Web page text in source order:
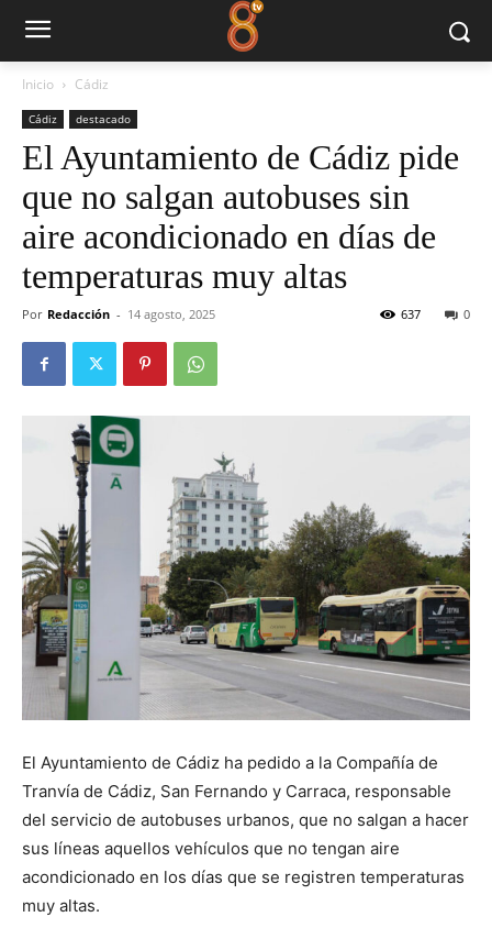
Inicio Cádiz
Cádiz destacado
El Ayuntamiento de Cádiz pide
que no salgan autobuses sin
aire acondicionado en días de
temperaturas muy altas
Por Redacción - 14 agosto, 2025 0
637
El Ayuntamiento de Cádiz ha pedido a la Compañía de
Tranvía de Cádiz, San Fernando y Carraca, responsable
del servicio de autobuses urbanos, que no salgan a hacer
sus líneas aquellos vehículos que no tengan aire
acondicionado en los días que se registren temperaturas
muy altas.